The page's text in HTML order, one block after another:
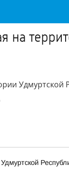
на
Удмуртской